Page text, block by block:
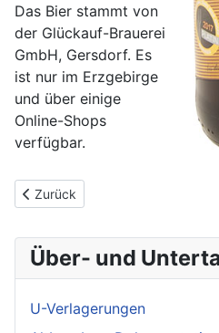
Das Bier stammt von
der Glückauf-Brauerei
GmbH, Gersdorf. Es
ist nur im Erzgebirge
und über einige
Online-Shops
verfügbar.
Vorheriger Beitrag: Ybnstoker
Zurück
Über- und
U-Verlagerungen